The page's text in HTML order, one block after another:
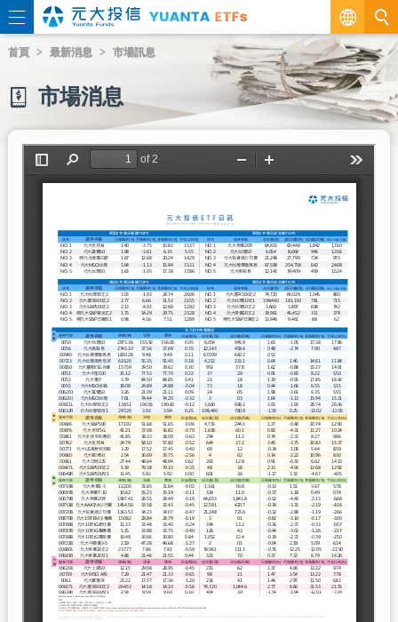
繁
EN
首頁 最新消息 市場訊息
市場消息